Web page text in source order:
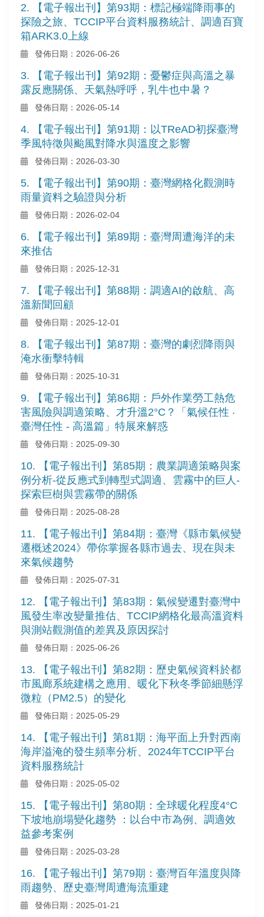
2. 【電子報出刊】第93期：標記極端降雨事的
探險之旅、TCCIP平台資料服務統計、調適百寶
箱ARK3.0上線
發佈日期：2026-06-26
3. 【電子報出刊】第92期：憂鬱症與高溫之暴
露反應關係、天氣熱呼呼，乳牛也中暑？
發佈日期：2026-05-14
4. 【電子報出刊】第91期：以TReAD初探臺灣
季風特徵與颱風對降水與溫度之影響
發佈日期：2026-03-30
5. 【電子報出刊】第90期：臺灣網格化觀測時
雨量資料之驗證與分析
發佈日期：2026-02-04
6. 【電子報出刊】第89期：臺灣周遭海洋的未
來推估
發佈日期：2025-12-31
7. 【電子報出刊】第88期：調適AI的啟航、高
溫新聞回顧
發佈日期：2025-12-01
8. 【電子報出刊】第87期：臺灣的劇烈降雨與
淹水衝擊特輯
發佈日期：2025-10-31
9. 【電子報出刊】第86期：戶外作業勞工熱危
害風險與調適策略、才升溫2°C？「氣候任性 ‧
臺灣任性 - 高溫篇」特展來解惑
發佈日期：2025-09-30
10. 【電子報出刊】第85期：農業調適策略與案
例分析-從反應式到轉型式調適、雲霧中的巨人-
探索巨樹與雲霧帶的關係
發佈日期：2025-08-28
11. 【電子報出刊】第84期：臺灣《縣市氣候變
遷概述2024》帶你掌握各縣市過去、現在與未
來氣候趨勢
發佈日期：2025-07-31
12. 【電子報出刊】第83期：氣候變遷對臺灣中
風發生率改變量推估、TCCIP網格化最高溫資料
與測站觀測值的差異及原因探討
發佈日期：2025-06-26
13. 【電子報出刊】第82期：歷史氣候資料於都
市風廊系統建構之應用、暖化下秋冬季節細懸浮
微粒（PM2.5）的變化
發佈日期：2025-05-29
14. 【電子報出刊】第81期：海平面上升對西南
海岸溢淹的發生頻率分析、2024年TCCIP平台
資料服務統計
發佈日期：2025-05-02
15. 【電子報出刊】第80期：全球暖化程度4°C
下坡地崩塌變化趨勢 ：以台中市為例、調適效
益參考案例
發佈日期：2025-03-28
16. 【電子報出刊】第79期：臺灣百年溫度與降
雨趨勢、歷史臺灣周遭海流重建
發佈日期：2025-01-21